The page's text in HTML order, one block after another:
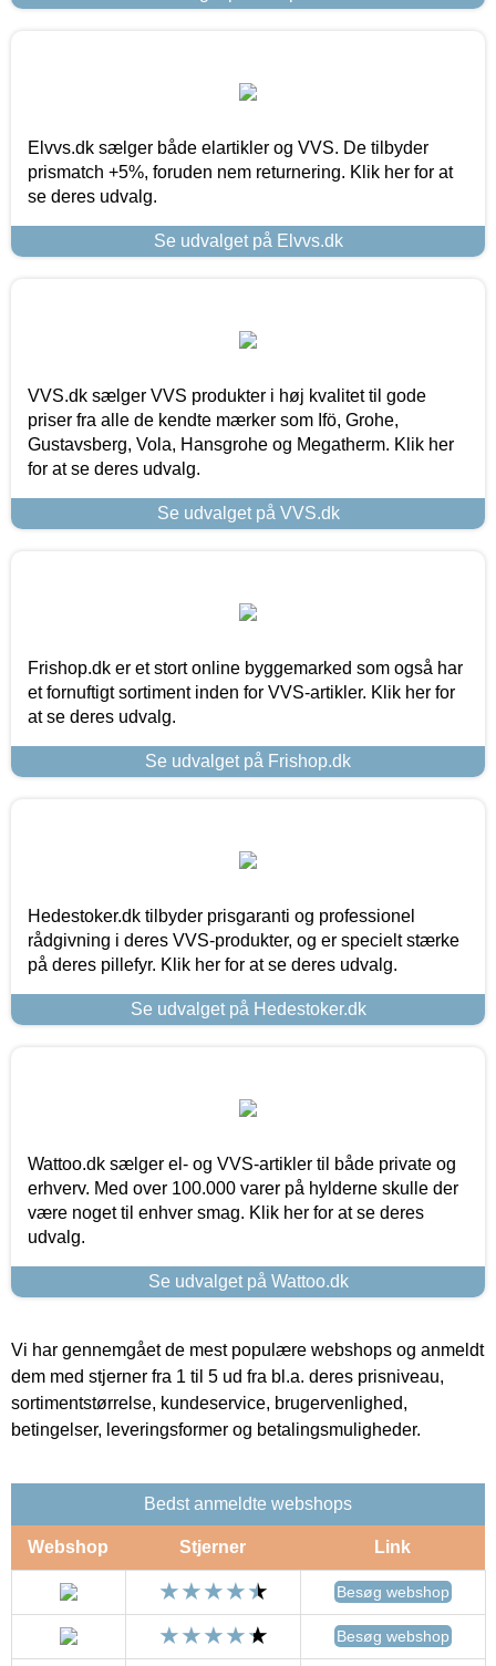
Elvvs.dk sælger både elartikler og VVS. De tilbyder
prismatch +5%, foruden nem returnering. Klik her for at
se deres udvalg.
Se udvalget på Elvvs.dk
VVS.dk sælger VVS produkter i høj kvalitet til gode
priser fra alle de kendte mærker som Ifö, Grohe,
Gustavsberg, Vola, Hansgrohe og Megatherm. Klik her
for at se deres udvalg.
Se udvalget på VVS.dk
Frishop.dk er et stort online byggemarked som også har
et fornuftigt sortiment inden for VVS-artikler. Klik her for
at se deres udvalg.
Se udvalget på Frishop.dk
Hedestoker.dk tilbyder prisgaranti og professionel
rådgivning i deres VVS-produkter, og er specielt stærke
på deres pillefyr. Klik her for at se deres udvalg.
Se udvalget på Hedestoker.dk
Wattoo.dk sælger el- og VVS-artikler til både private og
erhverv. Med over 100.000 varer på hylderne skulle der
være noget til enhver smag. Klik her for at se deres
udvalg.
Se udvalget på Wattoo.dk
Vi har gennemgået de mest populære webshops og anmeldt
dem med stjerner fra 1 til 5 ud fra bl.a. deres prisniveau,
sortimentstørrelse, kundeservice, brugervenlighed,
betingelser, leveringsformer og betalingsmuligheder.
Bedst anmeldte webshops
Webshop Stjerner Link
Besøg webshop
Besøg webshop